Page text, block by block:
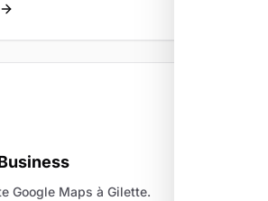
Google Maps à Gilette.